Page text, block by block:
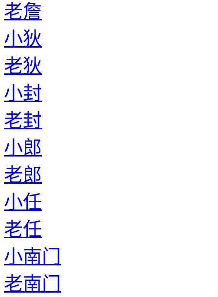
老詹
小狄
老狄
小封
老封
小郎
老郎
小任
老任
小南门
老南门